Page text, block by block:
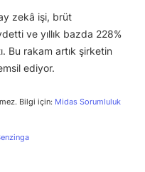
zekâ işi, brüt
ve yıllık bazda 228%
Bu rakam artık şirketin
ediyor.
Bilgi için: Midas Sorumluluk